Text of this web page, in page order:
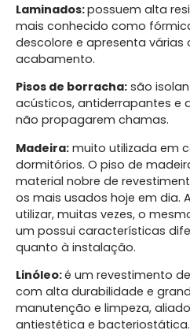
Laminados:possuem alta
mais conhecido como
descolore e apresenta várias
acabamento.
Pisos de borracha: são
acústicos, antiderrapantes e
não propagarem chamas.
Madeira: muito utilizada em
dormitórios. O piso de
material nobre de
os mais usados hoje em dia.
utilizar, muitas vezes, o
um possui características
quanto à instalação.
Linóleo:é um revestimento
com alta durabilidade e
manutenção e limpeza,
antiestética e bacteriostática.